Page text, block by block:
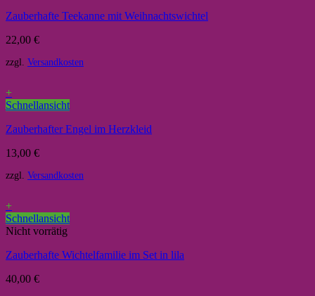
Zauberhafte Teekanne mit Weihnachtswichtel
22,00 €
zzgl. Versandkosten
+
Schnellansicht
Zauberhafter Engel im Herzkleid
13,00 €
zzgl. Versandkosten
+
Schnellansicht
Nicht vorrätig
Zauberhafte Wichtelfamilie im Set in lila
40,00 €